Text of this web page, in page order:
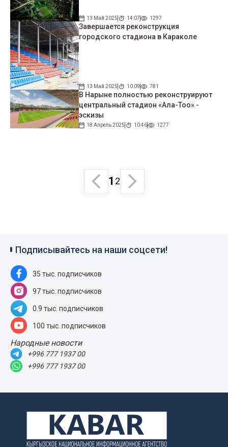
13 Май 2025 14:07 1297
Завершается реконструкция
городского стадиона в Караколе
13 Май 2025 10:09 781
В Нарыне полностью реконструируют
центральный стадион «Ала-Тоо» -
эскизы
18 Апрель 2025 10:46 1277
1 2
Подписывайтесь на наши соцсети!
35 тыс. подписчиков
97 тыс. подписчиков
0.9 тыс. подписчиков
100 тыс. подписчиков
Народные новости
+996 777 1937 00
+996 777 1937 00